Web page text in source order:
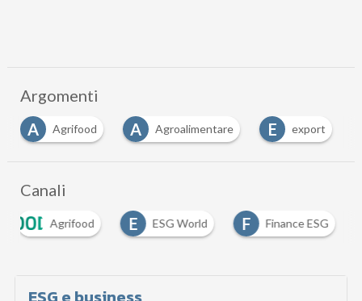
Argomenti
A
Agrifood A Agroalimentare E export
Canali
Agrifood E ESG World F Finance ESG